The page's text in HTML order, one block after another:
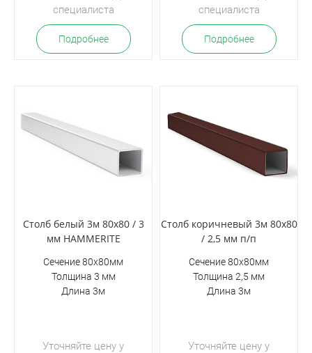
специалиста
Подробнее
специалиста
Подробнее
Столб белый 3м 80х80 / 3
мм HAMMERITE
Сечение 80х80мм
Толщина 3 мм
Длина 3м
Уточняйте цену у
Столб коричневый 3м 80х80
/ 2,5 мм п/п
Сечение 80х80мм
Толщина 2,5 мм
Длина 3м
Уточняйте цену у